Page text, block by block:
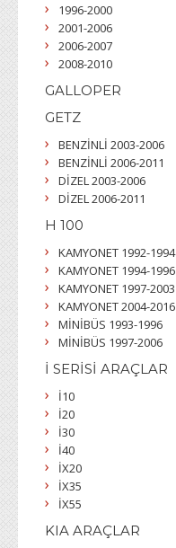
1996-2000
2001-2006
2006-2007
2008-2010
GALLOPER
GETZ
BENZİNLİ 2003-2006
BENZİNLİ 2006-2011
DİZEL 2003-2006
DİZEL 2006-2011
H 100
KAMYONET 1992-1994
KAMYONET 1994-1996
KAMYONET 1997-2003
KAMYONET 2004-2016
MİNİBÜS 1993-1996
MİNİBÜS 1997-2006
İ SERİSİ ARAÇLAR
İ10
İ20
İ30
İ40
İX20
İX35
İX55
KIA ARAÇLAR